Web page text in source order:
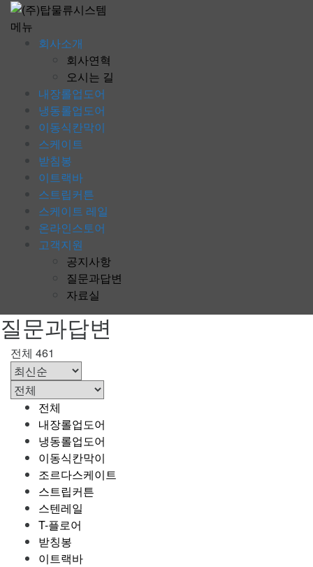
메뉴
회사소개
회사연혁
오시는 길
내장롤업도어
냉동롤업도어
이동식칸막이
스케이트
받침봉
이트랙바
스트립커튼
스케이트 레일
온라인스토어
고객지원
공지사항
질문과답변
자료실
질문과답변
전체 461
전체
내장롤업도어
냉동롤업도어
이동식칸막이
조르다스케이트
스트립커튼
스텐레일
T-플로어
받칭봉
이트랙바